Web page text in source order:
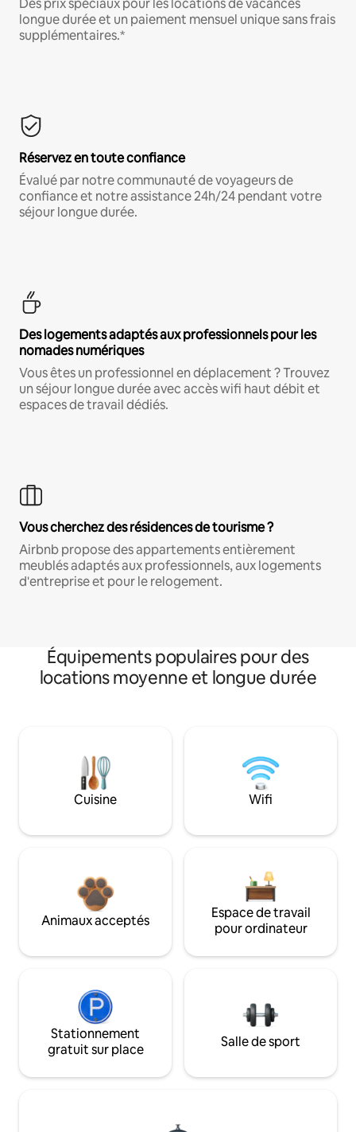
Des prix spéciaux pour les locations de vacances
longue durée et un paiement mensuel unique sans frais
supplémentaires.*
Réservez en toute confiance
Évalué par notre communauté de voyageurs de
confiance et notre assistance 24h/24 pendant votre
séjour longue durée.
Des logements adaptés aux professionnels pour les
nomades numériques
Vous êtes un professionnel en déplacement ? Trouvez
un séjour longue durée avec accès wifi haut débit et
espaces de travail dédiés.
Vous cherchez des résidences de tourisme ?
Airbnb propose des appartements entièrement
meublés adaptés aux professionnels, aux logements
d'entreprise et pour le relogement.
Équipements populaires pour des
locations moyenne et longue durée
Cuisine Wifi
Animaux acceptés
Espace de travail
pour ordinateur
Stationnement
gratuit sur place
Salle de sport